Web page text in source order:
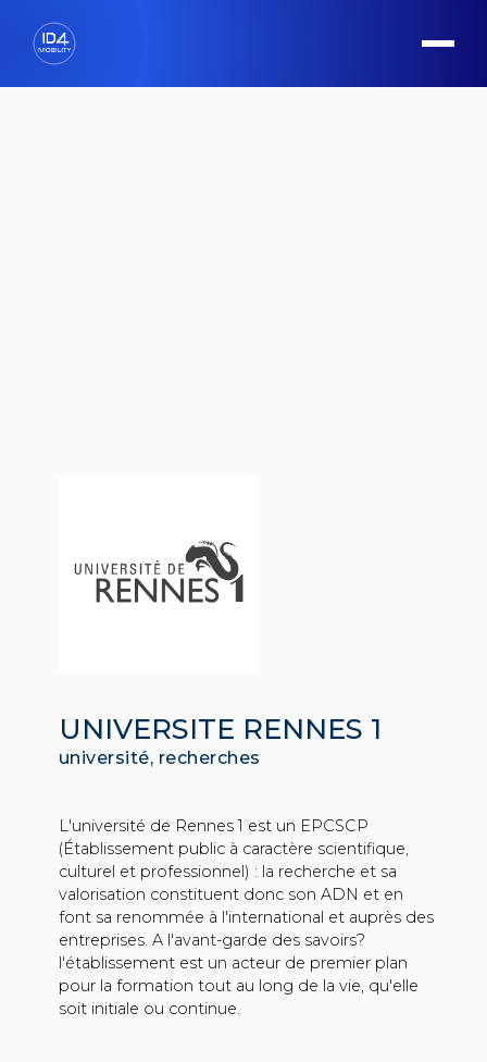
UNIVERSITE RENNES 1
université, recherches
L'université de Rennes 1 est un EPCSCP
(Établissement public à caractère scientifique,
culturel et professionnel) : la recherche et sa
valorisation constituent donc son ADN et en
font sa renommée à l'international et auprès des
entreprises. A l'avant-garde des savoirs?
l'établissement est un acteur de premier plan
pour la formation tout au long de la vie, qu'elle
soit initiale ou continue.